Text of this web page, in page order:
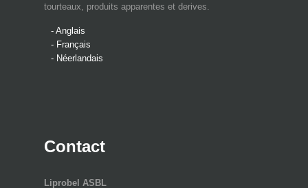
tourteaux, produits apparentes et derives.
- Anglais
- Français
- Néerlandais
Contact
Liprobel ASBL